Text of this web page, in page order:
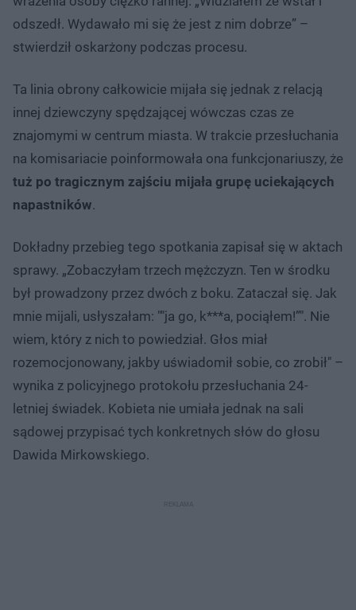
odszedł. Wydawało mi się że jest z nim dobrze” –
stwierdził oskarżony podczas procesu.
Ta linia obrony całkowicie mijała się jednak z relacją
innej dziewczyny spędzającej wówczas czas ze
znajomymi w centrum miasta. W trakcie przesłuchania
na komisariacie poinformowała ona funkcjonariuszy, że
tuż po tragicznym zajściu mijała grupę uciekających
napastników.
Dokładny przebieg tego spotkania zapisał się w aktach
sprawy. „Zobaczyłam trzech mężczyzn. Ten w środku
był prowadzony przez dwóch z boku. Zataczał się. Jak
mnie mijali, usłyszałam: ""ja go, k***a, pociąłem!”". Nie
wiem, który z nich to powiedział. Głos miał
rozemocjonowany, jakby uświadomił sobie, co zrobił" –
wynika z policyjnego protokołu przesłuchania 24-
letniej świadek. Kobieta nie umiała jednak na sali
sądowej przypisać tych konkretnych słów do głosu
Dawida Mirkowskiego.